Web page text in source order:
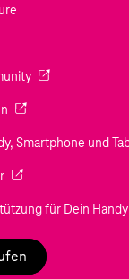
neuen Tab
(Wird in einem
(Wird in einem
Smartphone und
(Wird in einem neuen
für Dein Handy